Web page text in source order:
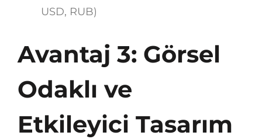
USD, RUB)
Avantaj 3: Görsel
Odaklı ve
Etkileyici Tasarım